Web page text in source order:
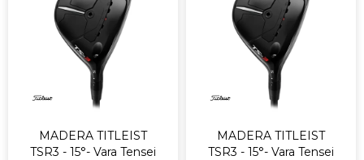
MADERA TITLEIST
TSR3 - 15°- Vara Tensei
MADERA TITLEIST
TSR3 - 15°- Vara Tensei